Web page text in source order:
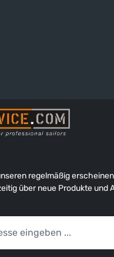
regelmäßig
über neue Produkte und